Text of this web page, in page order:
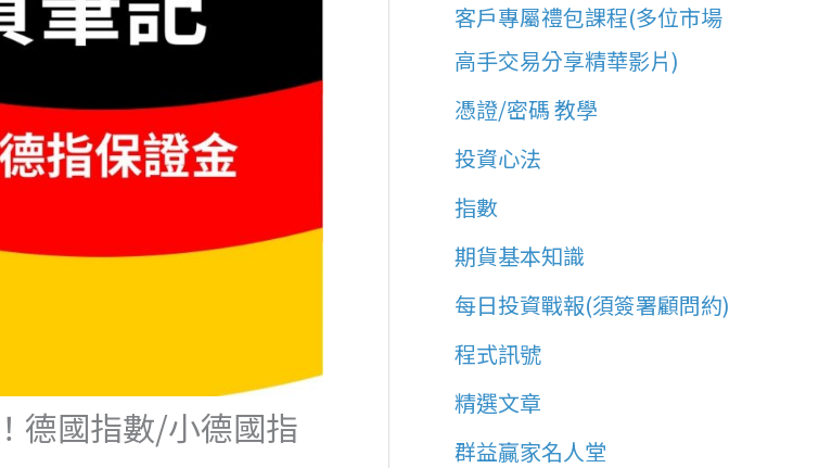
德國指數/小德國指
客戶專屬禮包課程(多位市場
高手交易分享精華影片)
憑證/密碼 教學
投資心法
指數
期貨基本知識
每日投資戰報(須簽署顧問約)
程式訊號
精選文章
群益贏家名人堂